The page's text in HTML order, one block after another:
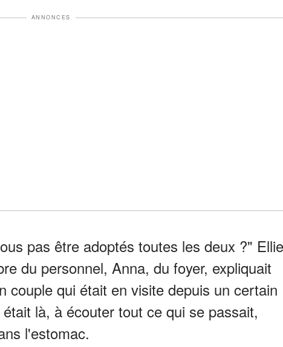
ANNONCES
pas être adoptés toutes les deux ?" Ellie
du personnel, Anna, du foyer, expliquait
couple qui était en visite depuis un certain
là, à écouter tout ce qui se passait,
l'estomac.